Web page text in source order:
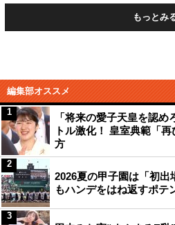
もっとみ
編集部オススメ
「将来の愛子天皇を認
トル激化！ 皇室典範「
方
1
2026夏の甲子園は「初出
もハンデをはね返すポテ
2
3